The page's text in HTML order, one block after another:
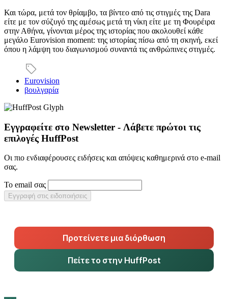
Και τώρα, μετά τον θρίαμβο, τα βίντεο από τις στιγμές της Dara
είτε με τον σύζυγό της αμέσως μετά τη νίκη είτε με τη Φουρέιρα
στην Αθήνα, γίνονται μέρος της ιστορίας που ακολουθεί κάθε
μεγάλο Eurovision moment: της ιστορίας πίσω από τη σκηνή, εκεί
όπου η λάμψη του διαγωνισμού συναντά τις ανθρώπινες στιγμές.
Eurovision
βουλγαρία
Εγγραφείτε στο Newsletter - Λάβετε πρώτοι τις
επιλογές HuffPost
Οι πιο ενδιαφέρουσες ειδήσεις και απόψεις καθημερινά στο e-mail
σας.
Το email σας
Εγγραφή στις ειδοποιήσεις
Προτείνετε μια διόρθωση
Πείτε το στην HuffPost